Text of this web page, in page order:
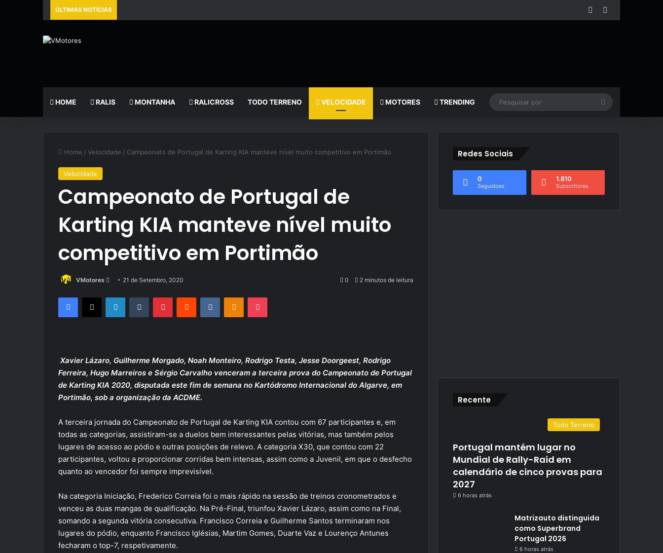
ÚLTIMAS NOTÍCIAS Facebook
HOME RALIS MONTANHA RALICROSS TODO TERRENO VELOCIDADE MOTORES TRENDING
Pesquisar
Home / Velocidade / Campeonato de Portugal de Karting KIA manteve nível muito competitivo em Portimão
Velocidade
Campeonato de Portugal de
Karting KIA manteve nível muito
competitivo em Portimão
VMotores
Send
email
21 de Setembro, 2020 0 2 minutos de leitura
Facebook
X LinkedInTumblr PinterestReddit VKontakteOdnoklassniki
Pocket
Xavier Lázaro, Guilherme Morgado, Noah Monteiro, Rodrigo Testa, Jesse Doorgeest, Rodrigo
Ferreira, Hugo Marreiros e Sérgio Carvalho venceram a terceira prova do Campeonato de Portugal
de Karting KIA 2020, disputada este fim de semana no Kartódromo Internacional do Algarve, em
Portimão, sob a organização da ACDME.
A terceira jornada do Campeonato de Portugal de Karting KIA contou com 67 participantes e, em
todas as categorias, assistiram-se a duelos bem interessantes pelas vitórias, mas também pelos
lugares de acesso ao pódio e outras posições de relevo. A categoria X30, que contou com 22
participantes, voltou a proporcionar corridas bem intensas, assim como a Juvenil, em que o desfecho
quanto ao vencedor foi sempre imprevisível.
Na categoria Iniciação, Frederico Correia foi o mais rápido na sessão de treinos cronometrados e
venceu as duas mangas de qualificação. Na Pré-Final, triunfou Xavier Lázaro, assim como na Final,
somando a segunda vitória consecutiva. Francisco Correia e Guilherme Santos terminaram nos
lugares do pódio, enquanto Francisco Iglésias, Martim Gomes, Duarte Vaz e Lourenço Antunes
fecharam o top-7, respetivamente.
Redes Sociais
0
Seguidoes
1.810
Subscritores
Recente
Todo Terreno
Portugal mantém lugar no
Mundial de Rally-Raid em
calendário de cinco provas para
2027
6 horas atrás
Matrizauto distinguida
como Superbrand
Portugal 2026
6 horas atrás